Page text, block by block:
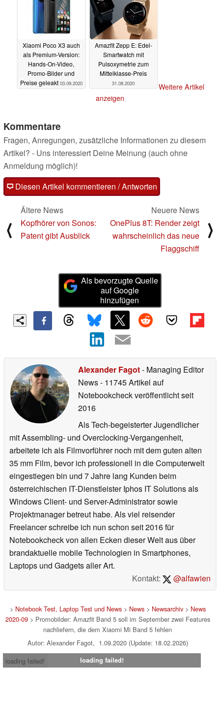
Xiaomi Poco X3 auch
als Premium-Version:
Hands-On-Video,
Promo-Bilder und
Preise geleakt 03.09.2020
Amazfit Zepp E: Edel-
Smartwatch mit
Pulsoxymetrie zum
Mittelklasse-Preis
31.08.2020
Weitere Artikel
anzeigen
Kommentare
Fragen, Anregungen, zusätzliche Informationen zu diesem
Artikel? - Uns interessiert Deine Meinung (auch ohne
Anmeldung möglich)!
Diesen Artikel kommentieren / Antworten
⟨
Ältere News
Kopfhörer von Sonos:
Patent gibt Ausblick
Neuere News
OnePlus 8T: Render zeigt
wahrscheinlich das neue
Flaggschiff
⟩
Als bevorzugte Quelle
auf Google
hinzufügen
Alexander Fagot- Managing Editor
News- 11745 Artikel auf
Notebookcheck veröffentlichtseit
2016
Als Tech-begeisterter Jugendlicher
mit Assembling- und Overclocking-Vergangenheit,
arbeitete ich als Filmvorführer noch mit dem guten alten
35 mm Film, bevor ich professionell in die Computerwelt
eingestiegen bin und 7 Jahre lang Kunden beim
österreichischen IT-Dienstleister Iphos IT Solutions als
Windows Client- und Server-Administrator sowie
Projektmanager betreut habe. Als viel reisender
Freelancer schreibe ich nun schon seit 2016 für
Notebookcheck von allen Ecken dieser Welt aus über
brandaktuelle mobile Technologien in Smartphones,
Laptops und Gadgets aller Art.
Kontakt:
@alfawien
> Notebook Test, Laptop Test und News> News> Newsarchiv> News
2020-09> Promobilder: Amazfit Band 5 soll im September zwei Features
nachliefern, die dem Xiaomi Mi Band 5 fehlen
Autor: Alexander Fagot, 1.09.2020 (Update: 18.02.2026)
loading failed!
loading failed!